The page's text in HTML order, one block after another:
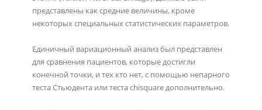
представлены как средние величины, кроме
некоторых специальных статистических параметров.
Единичный вариационный анализ был представлен
для сравнения пациентов, которые достигли
конечной точки, и тех кто нет, с помощью непарного
теста Стьюдента или теста chisquare дополнительно.